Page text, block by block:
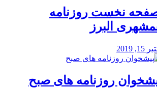
نخست روزنامه‌
البرز
15, 2019
روزنامه های صبح